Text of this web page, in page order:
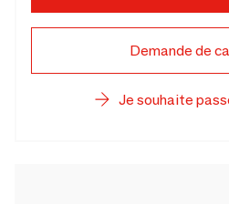
Demande de
Je souhaite